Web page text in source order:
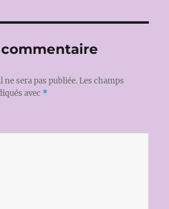
sera pas publiée. Les champs
avec *